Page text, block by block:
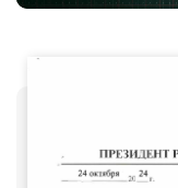
Школьный
стрелковой